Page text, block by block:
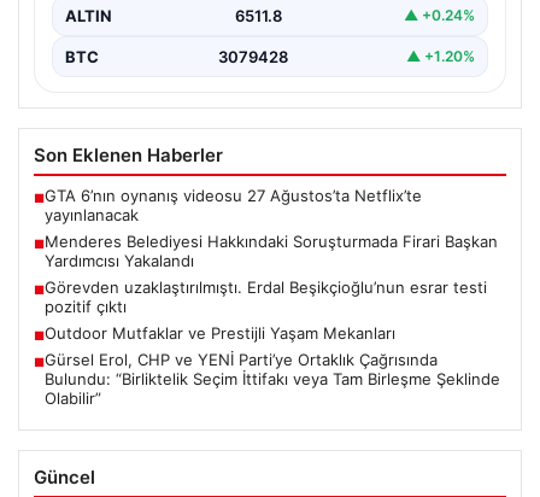
ALTIN 6511.8 ▲ +0.24%
BTC 3079428 ▲ +1.20%
Son Eklenen Haberler
■GTA 6’nın oynanış videosu 27 Ağustos’ta Netflix’te
yayınlanacak
■Menderes Belediyesi Hakkındaki Soruşturmada Firari Başkan
Yardımcısı Yakalandı
■Görevden uzaklaştırılmıştı. Erdal Beşikçioğlu’nun esrar testi
pozitif çıktı
■Outdoor Mutfaklar ve Prestijli Yaşam Mekanları
■Gürsel Erol, CHP ve YENİ Parti’ye Ortaklık Çağrısında
Bulundu: “Birliktelik Seçim İttifakı veya Tam Birleşme Şeklinde
Olabilir”
Güncel